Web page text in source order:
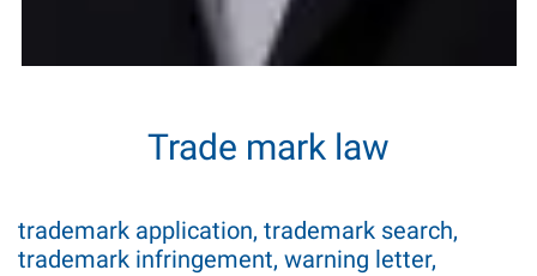
Trade mark law
trademark application, trademark search,
trademark infringement, warning letter,